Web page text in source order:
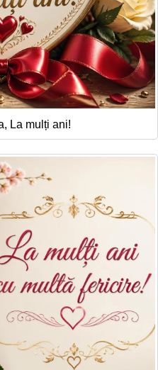
te
La mulți ani!